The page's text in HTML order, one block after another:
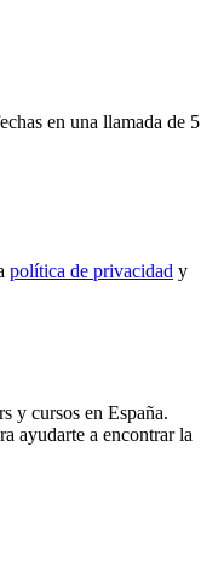
en una llamada de 5
política de privacidad y
y cursos en España.
ayudarte a encontrar la